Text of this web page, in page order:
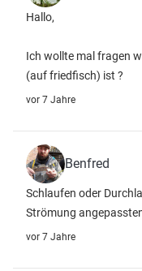
Hallo,
Ich wollte mal fragen
(auf friedfisch) ist ?
vor 7 Jahre
Benfred
Schlaufen oder
Strömung
vor 7 Jahre